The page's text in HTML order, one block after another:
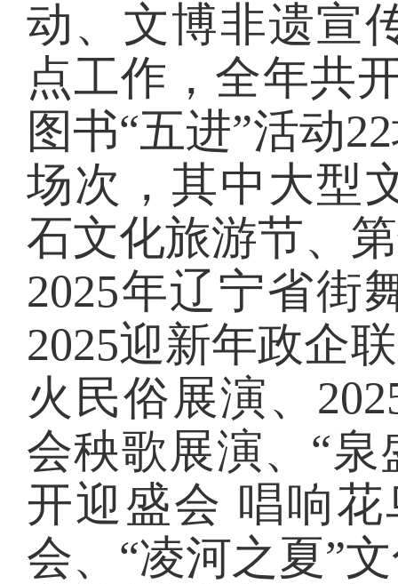
动、文博非遗宣
点工作，全年共
图书“五进”活动
场次，其中大型
石文化旅游节、
2025年辽宁省街
2025迎新年政企
火民俗展演、
会秧歌展演、“
开迎盛会 唱响
会、“凌河之夏”